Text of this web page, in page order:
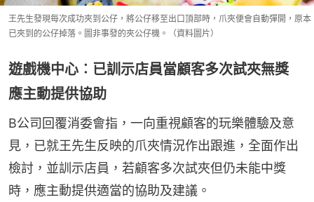
王先生發現每次成功夾到公仔，將公仔移至出口頂部時，爪夾便會自動彈開，原本
已夾到的公仔掉落。圖非事發的夾公仔機。（資料圖片）
遊戲機中心︰已訓示店員當顧客多次試夾無獎
應主動提供協助
B公司回覆消委會指，一向重視顧客的玩樂體驗及意
見，已就王先生反映的爪夾情況作出跟進，全面作出
檢討，並訓示店員，若顧客多次試夾但仍未能中獎
時，應主動提供適當的協助及建議。